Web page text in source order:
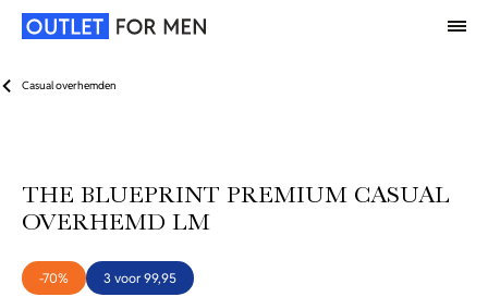
Casual overhemden
THE BLUEPRINT PREMIUM CASUAL
OVERHEMD LM
-70% 3 voor 99,95